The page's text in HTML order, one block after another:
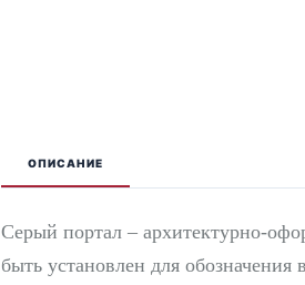
ОПИСАНИЕ
Серый портал – архитектурно-
быть установлен для